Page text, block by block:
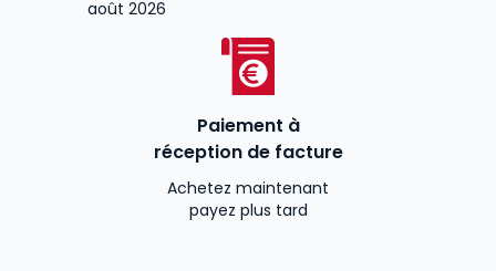
août 2026
Paiement à
réception de facture
Achetez maintenant
payez plus tard